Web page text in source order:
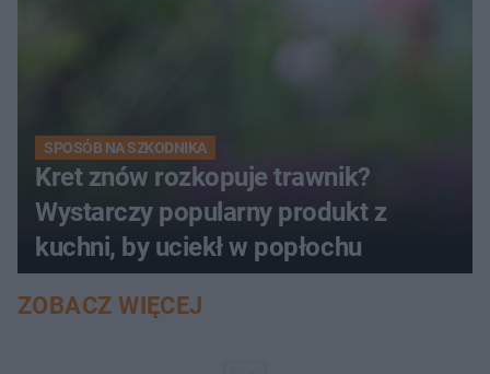
SPOSÓB NA SZKODNIKA
Kret znów rozkopuje trawnik?
Wystarczy popularny produkt z
kuchni, by uciekł w popłochu
ZOBACZ WIĘCEJ